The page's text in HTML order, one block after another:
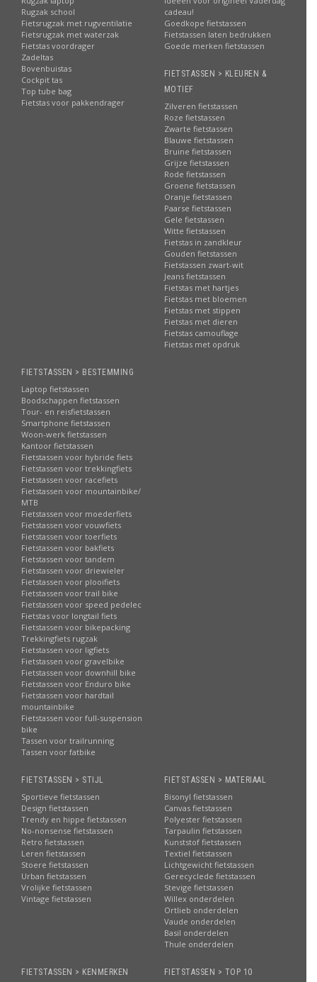
Rugzak school
Fietsrugzak met rugventilatie
Fietsrugzak met waterzak
Fietstas voordrager
Zadeltas
Bovenbuistas
Cockpit tas
Top tube bag
Fietstas voor pakkendrager
cadeau!
Goedkope fietstassen
Fietstassen laten bedrukken
Goede merken fietstassen
FIETSTASSEN > KLEUREN &
MOTIEF
Zilveren fietstassen
Roze fietstassen
Zwarte fietstassen
Blauwe fietstassen
Bruine fietstassen
Grijze fietstassen
Rode fietstassen
Groene fietstassen
Oranje fietstassen
Paarse fietstassen
Gele fietstassen
Witte fietstassen
Fietstas in zandkleur
Gouden fietstassen
Fietstassen zwart-wit
Jeans fietstassen
Fietstas met hartjes
Fietstas met bloemen
Fietstas met stippen
Fietstas met dieren
Fietstas camouflage
Fietstas met opdruk
FIETSTASSEN > BESTEMMING
Laptop fietstassen
Boodschappen fietstassen
Tour- en reisfietstassen
Smartphone fietstassen
Woon-werk fietstassen
Kantoor fietstassen
Fietstassen voor hybride fiets
Fietstassen voor trekkingfiets
Fietstassen voor racefiets
Fietstassen voor mountainbike/
MTB
Fietstassen voor moederfiets
Fietstassen voor vouwfiets
Fietstassen voor toerfiets
Fietstassen voor bakfiets
Fietstassen voor tandem
Fietstassen voor driewieler
Fietstassen voor plooifiets
Fietstassen voor trail bike
Fietstassen voor speed pedelec
Fietstas voor longtail fiets
Fietstassen voor bikepacking
Trekkingfiets rugzak
Fietstassen voor ligfiets
Fietstassen voor gravelbike
Fietstassen voor downhill bike
Fietstassen voor Enduro bike
Fietstassen voor hardtail
mountainbike
Fietstassen voor full-suspension
bike
Tassen voor trailrunning
Tassen voor fatbike
FIETSTASSEN > STIJL
Sportieve fietstassen
Design fietstassen
Trendy en hippe fietstassen
No-nonsense fietstassen
Retro fietstassen
Leren fietstassen
Stoere fietstassen
Urban fietstassen
Vrolijke fietstassen
Vintage fietstassen
FIETSTASSEN > MATERIAAL
Bisonyl fietstassen
Canvas fietstassen
Polyester fietstassen
Tarpaulin fietstassen
Kunststof fietstassen
Textiel fietstassen
Lichtgewicht fietstassen
Gerecyclede fietstassen
Stevige fietstassen
Willex onderdelen
Ortlieb onderdelen
Vaude onderdelen
Basil onderdelen
Thule onderdelen
FIETSTASSEN > KENMERKEN
FIETSTASSEN > TOP 10